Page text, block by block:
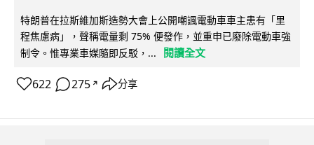
特朗普在拉斯維加斯造勢大會上公開嘲諷電動車車主患有「里
程焦慮病」，聲稱電量剩 75% 便發作，並重申已廢除電動車強
制令。惟專業車媒隨即反駁，...
閱讀全文
622 275 ↗ 分享